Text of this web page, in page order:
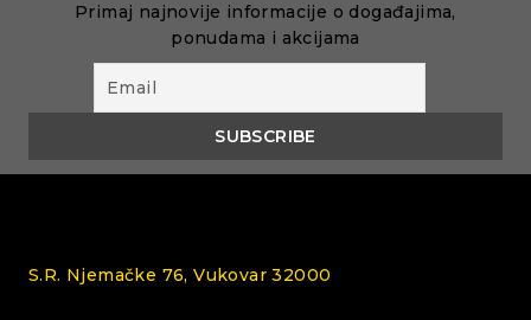
Primaj najnovije informacije o događajima,
ponudama i akcijama
S.R. Njemačke 76, Vukovar 32000